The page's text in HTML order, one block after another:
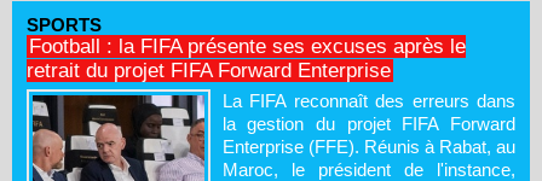
SPORTS
Football : la FIFA présente ses excuses après le
retrait du projet FIFA Forward Enterprise
La FIFA reconnaît des erreurs dans
la gestion du projet FIFA Forward
Enterprise (FFE). Réunis à Rabat, au
Maroc, le président de l'instance,